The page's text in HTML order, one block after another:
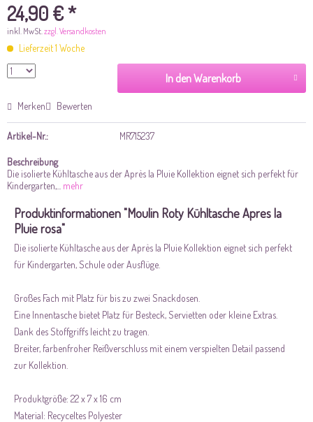
24,90 € *
inkl. MwSt.zzgl. Versandkosten
Lieferzeit 1 Woche
In den Warenkorb
Merken Bewerten
Artikel-Nr.: MR715237
Beschreibung
Die isolierte Kühltasche aus der Après la Pluie Kollektion eignet sich perfekt für
Kindergarten,... mehr
Produktinformationen "Moulin Roty Kühltasche Apres la
Pluie rosa"
Die isolierte Kühltasche aus der Après la Pluie Kollektion eignet sich perfekt
für Kindergarten, Schule oder Ausflüge.
Großes Fach mit Platz für bis zu zwei Snackdosen.
Eine Innentasche bietet Platz für Besteck, Servietten oder kleine Extras.
Dank des Stoffgriffs leicht zu tragen.
Breiter, farbenfroher Reißverschluss mit einem verspielten Detail passend
zur Kollektion.
Produktgröße: 22 x 7 x 16 cm
Material: Recyceltes Polyester